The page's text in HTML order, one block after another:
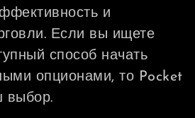
и
Если вы ищете
способ начать
опционами, то Pocket
выбор.